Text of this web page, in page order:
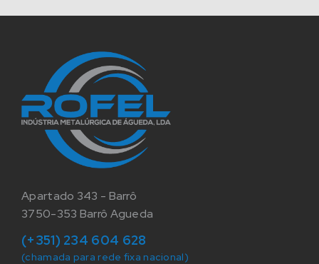
Apartado 343 - Barrô
3750-353 Barrô Agueda
(+351) 234 604 628
(chamada para rede fixa nacional)